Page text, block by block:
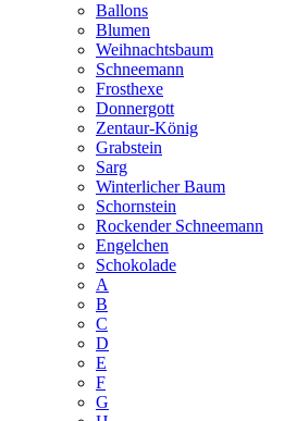
Ballons
Blumen
Weihnachtsbaum
Schneemann
Frosthexe
Donnergott
Zentaur-König
Grabstein
Sarg
Winterlicher Baum
Schornstein
Rockender Schneemann
Engelchen
Schokolade
A
B
C
D
E
F
G